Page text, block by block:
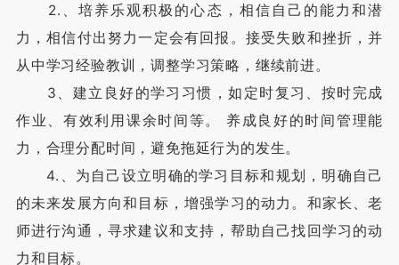
2.、培养乐观积极的心态，相信自己的能力和潜
力，相信付出努力一定会有回报。接受失败和挫折，并
从中学习经验教训，调整学习策略，继续前进。
3、建立良好的学习习惯，如定时复习、按时完成
作业、有效利用课余时间等。 养成良好的时间管理能
力，合理分配时间，避免拖延行为的发生。
4.、为自己设立明确的学习目标和规划，明确自己
的未来发展方向和目标，增强学习的动力。和家长、老
师进行沟通，寻求建议和支持，帮助自己找回学习的动
力和目标。